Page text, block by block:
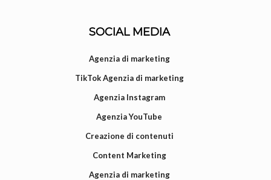
SOCIAL MEDIA
Agenzia di marketing
TikTok Agenzia di marketing
Agenzia Instagram
Agenzia YouTube
Creazione di contenuti
Content Marketing
Agenzia di marketing